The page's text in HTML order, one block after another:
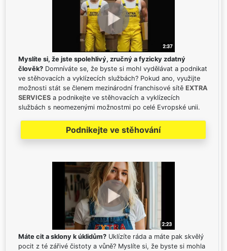
Myslíte si, že jste spolehlivý, zručný a fyzicky zdatný
člověk? Domníváte se, že byste si mohl vydělávat a podnikat
ve stěhovacích a vyklízecích službách? Pokud ano, využijte
možnosti stát se členem mezinárodní franchisové sítě EXTRA
SERVICES a podnikejte ve stěhovacích a vyklízecích
službách s neomezenými možnostmi po celé Evropské unii.
Podnikejte ve stěhování
Máte cit a sklony k úklidům? Uklízíte ráda a máte pak skvělý
pocit z té zářivé čistoty a vůně? Myslíte si, že byste si mohla